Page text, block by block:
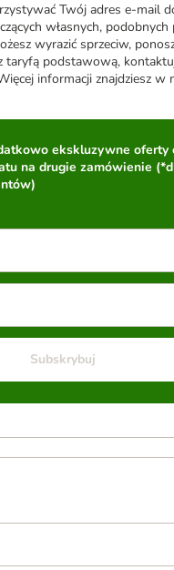
Twój adres e-mail
własnych,
wyrazić sprzeciw,
taryfą podstawową,
informacji znajdziesz w
ekskluzywne oferty
na drugie zamówienie
Subskrybuj